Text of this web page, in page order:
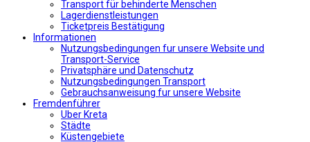
Transport für behinderte Menschen
Lagerdienstleistungen
Ticketpreis Bestätigung
Informationen
Nutzungsbedingungen fur unsere Website und
Transport-Service
Privatsphäre und Datenschutz
Nutzungsbedingungen Transport
Gebrauchsanweisung fur unsere Website
Fremdenführer
Uber Kreta
Städte
Küstengebiete